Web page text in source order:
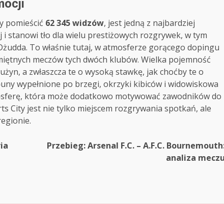
pomieścić 62 345 widzów, jest jedną z najbardziej
stanowi tło dla wielu prestiżowych rozgrywek, w tym
To właśnie tutaj, w atmosferze gorącego dopingu
meczów tych dwóch klubów. Wielka pojemność
a zwłaszcza te o wysoką stawkę, jak choćby te o
wypełnione po brzegi, okrzyki kibiców i widowiskowa
która może dodatkowo motywować zawodników do
City jest nie tylko miejscem rozgrywania spotkań, ale
Przebieg: Arsenal F.C. – A.F.C.
analiza